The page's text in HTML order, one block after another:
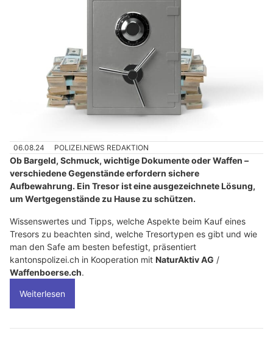
06.08.24 POLIZEI.NEWS REDAKTION
Ob Bargeld, Schmuck, wichtige Dokumente oder Waffen –
verschiedene Gegenstände erfordern sichere
Aufbewahrung. Ein Tresor ist eine ausgezeichnete Lösung,
um Wertgegenstände zu Hause zu schützen.
Wissenswertes und Tipps, welche Aspekte beim Kauf eines
Tresors zu beachten sind, welche Tresortypen es gibt und wie
man den Safe am besten befestigt, präsentiert
kantonspolizei.ch in Kooperation mit NaturAktiv AG /
Waffenboerse.ch.
Weiterlesen